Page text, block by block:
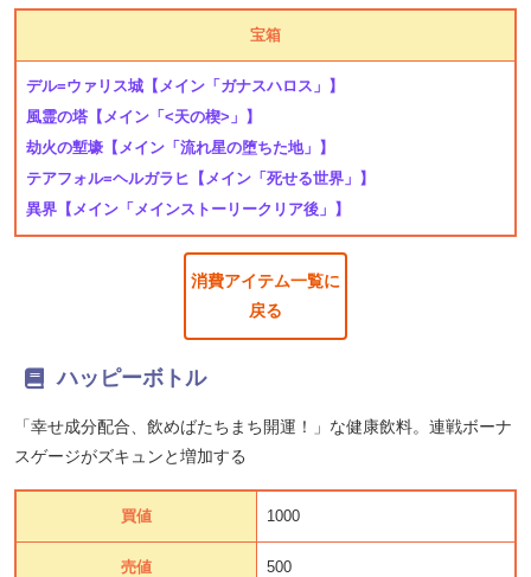
宝箱
デル=ウァリス城 【メイン「ガナスハロス」】
風霊の塔 【メイン「<天の楔>」】
劫火の塹壕 【メイン「流れ星の堕ちた地」】
テアフォル=ヘルガラヒ 【メイン「死せる世界」】
異界 【メイン「メインストーリークリア後」】
消費アイテム一覧に
戻る
ハッピーボトル
「幸せ成分配合、飲めばたちまち開運！」な健康飲料。連戦ボーナ
スゲージがズキュンと増加する
買値 1000
売値 500